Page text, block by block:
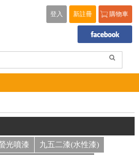
購物車
新註冊
登入
光噴漆
九五二漆(水性漆)